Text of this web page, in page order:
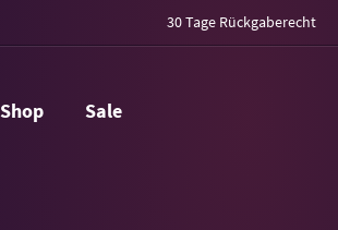
30 Tage Rückgaberecht
Shop Sale